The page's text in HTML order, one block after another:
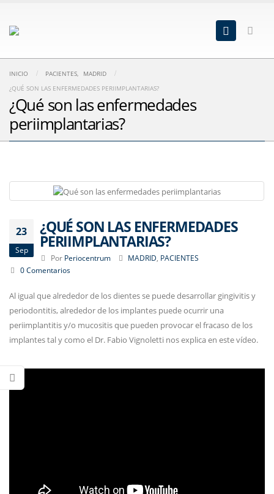
INICIO PACIENTES,
MADRID
¿QUÉ SON LAS ENFERMEDADES PERIIMPLANTARIAS?
¿Qué son las enfermedades
periimplantarias?
23
Sep
¿QUÉ SON LAS ENFERMEDADES
PERIIMPLANTARIAS?
Por Periocentrum MADRID PACIENTES
0 Comentarios
Al igual que alrededor de los dientes se puede desarrollar gingivitis y
periodontitis, alrededor de los implantes puede ocurrir una
periimplantitis y/o mucositis que pueden provocar el fracaso de los
implantes tal y como el Dr. Fabio Vignoletti nos explica en este vídeo.